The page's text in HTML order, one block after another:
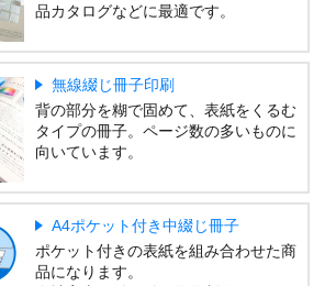
品カタログなどに最適です。
無線綴じ冊子印刷
背の部分を糊で固めて、表紙をくるむ
タイプの冊子。ページ数の多いものに
向いています。
A4ポケット付き中綴じ冊子
ポケット付きの表紙を組み合わせた商
品になります。